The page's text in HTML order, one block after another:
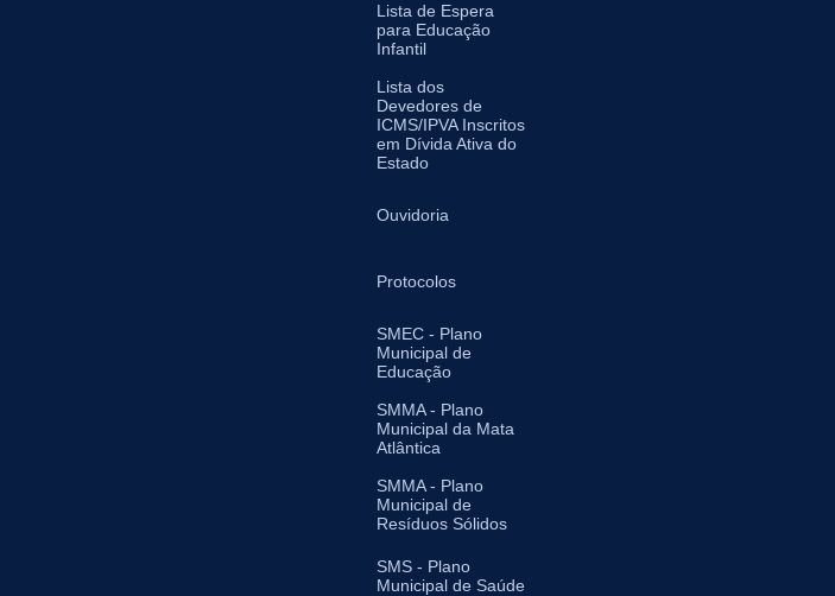
Lista de Espera
para Educação
Infantil
Lista dos
Devedores de
ICMS/IPVA Inscritos
em Dívida Ativa do
Estado
Ouvidoria
Protocolos
SMEC - Plano
Municipal de
Educação
SMMA - Plano
Municipal da Mata
Atlântica
SMMA - Plano
Municipal de
Resíduos Sólidos
SMS - Plano
Municipal de Saúde